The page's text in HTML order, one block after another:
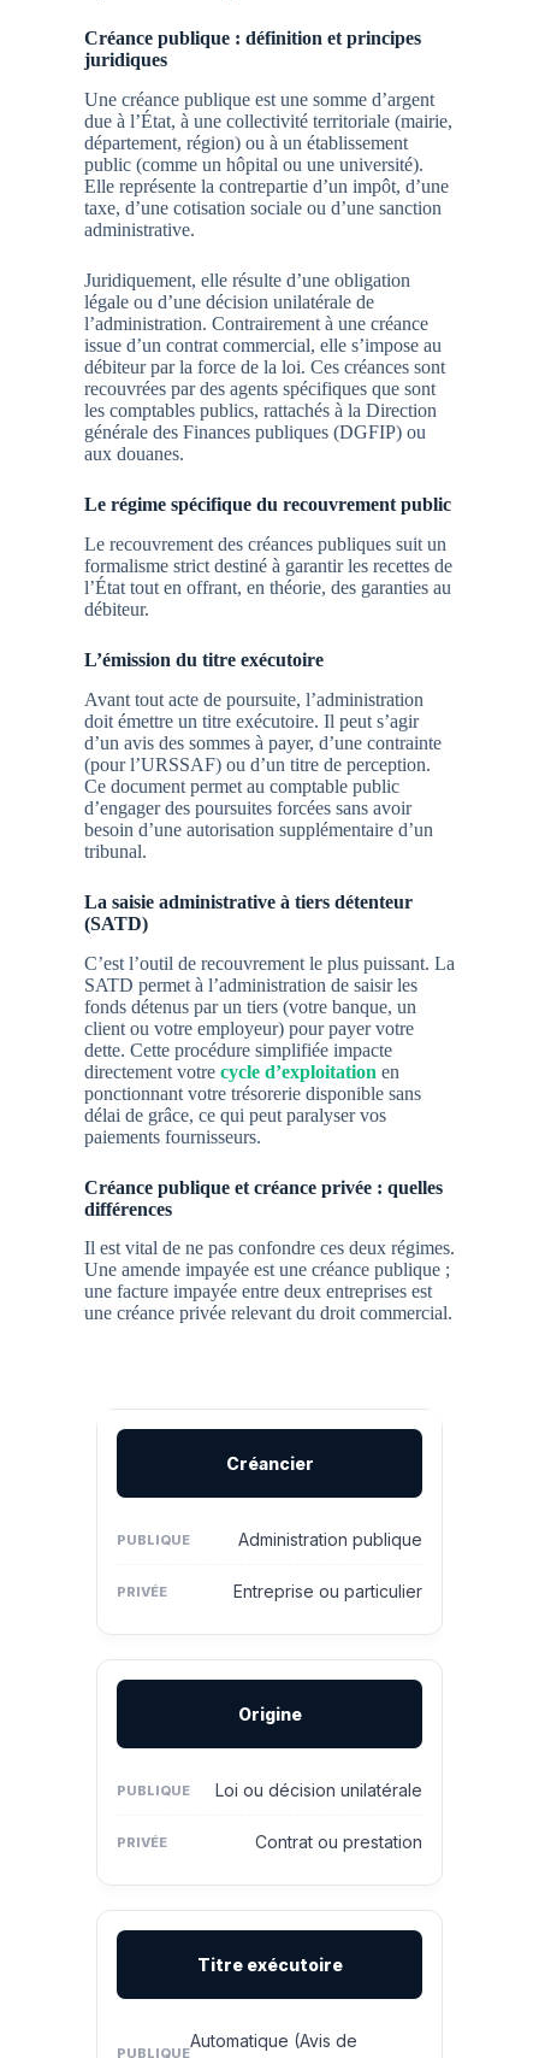
Créance publique : définition et principes
juridiques
Une créance publique est une somme d’argent
due à l’État, à une collectivité territoriale (mairie,
département, région) ou à un établissement
public (comme un hôpital ou une université).
Elle représente la contrepartie d’un impôt, d’une
taxe, d’une cotisation sociale ou d’une sanction
administrative.
Juridiquement, elle résulte d’une obligation
légale ou d’une décision unilatérale de
l’administration. Contrairement à une créance
issue d’un contrat commercial, elle s’impose au
débiteur par la force de la loi. Ces créances sont
recouvrées par des agents spécifiques que sont
les comptables publics, rattachés à la Direction
générale des Finances publiques (DGFIP) ou
aux douanes.
Le régime spécifique du recouvrement public
Le recouvrement des créances publiques suit un
formalisme strict destiné à garantir les recettes de
l’État tout en offrant, en théorie, des garanties au
débiteur.
L’émission du titre exécutoire
Avant tout acte de poursuite, l’administration
doit émettre un titre exécutoire. Il peut s’agir
d’un avis des sommes à payer, d’une contrainte
(pour l’URSSAF) ou d’un titre de perception.
Ce document permet au comptable public
d’engager des poursuites forcées sans avoir
besoin d’une autorisation supplémentaire d’un
tribunal.
La saisie administrative à tiers détenteur
(SATD)
C’est l’outil de recouvrement le plus puissant. La
SATD permet à l’administration de saisir les
fonds détenus par un tiers (votre banque, un
client ou votre employeur) pour payer votre
dette. Cette procédure simplifiée impacte
directement votre cycle d’exploitation en
ponctionnant votre trésorerie disponible sans
délai de grâce, ce qui peut paralyser vos
paiements fournisseurs.
Créance publique et créance privée : quelles
différences
Il est vital de ne pas confondre ces deux régimes.
Une amende impayée est une créance publique ;
une facture impayée entre deux entreprises est
une créance privée relevant du droit commercial.
Créancier
Administration publique
Entreprise ou particulier
Origine
Loi ou décision unilatérale
Contrat ou prestation
Titre exécutoire
Automatique (Avis de